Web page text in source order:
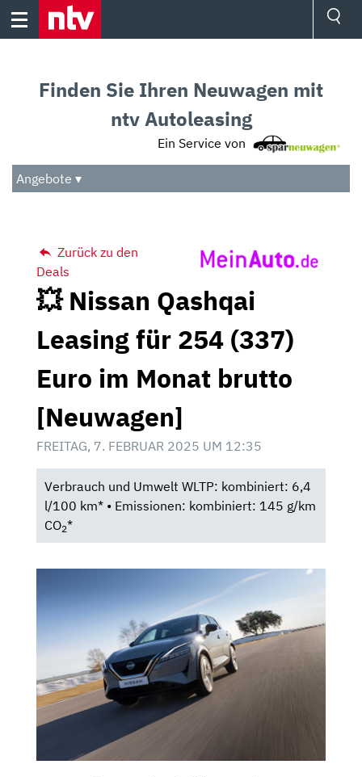
Skip
Audio
Das Beste
Finden Sie Ihren Neuwagen mit
ntv Autoleasing
Ein Service von
Angebote ▾
Zurück zu den
Deals
💥 Nissan Qashqai
Leasing für 254 (337)
Euro im Monat brutto
[Neuwagen]
FREITAG, 7. FEBRUAR 2025 UM 12:35
Verbrauch und Umwelt WLTP: kombiniert: 6,4
l/100 km* • Emissionen: kombiniert: 145 g/km
CO2*